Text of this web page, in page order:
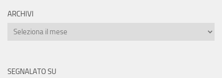
ARCHIVI
SEGNALATO SU